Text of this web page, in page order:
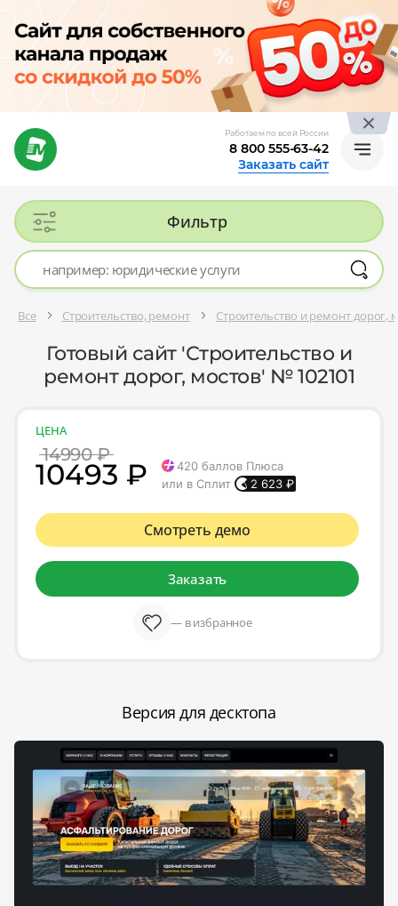
Работаем по всей России
8 800 555-63-42
Заказать сайт
Фильтр
Все Строительство, ремонт Строительство и ремонт дорог,
Готовый сайт 'Строительство и
ремонт дорог, мостов' № 102101
ЦЕНА
14990 ₽
10493 ₽ 420 баллов Плюса
или в Сплит
2 623 ₽
Смотреть демо
Заказать
— в избранное
Версия для десктопа